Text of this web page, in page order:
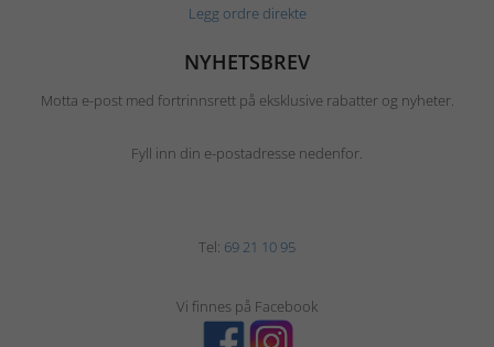
Legg ordre direkte
NYHETSBREV
Motta e-post med fortrinnsrett på eksklusive rabatter og nyheter.
Fyll inn din e-postadresse nedenfor.
Tel: 69 21 10 95
Vi finnes på Facebook